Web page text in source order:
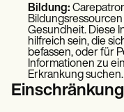
Bildung:
Gesundheit. Diese
hilfreich sein, die
befassen, oder für
Informationen zu
Erkrankung suchen.